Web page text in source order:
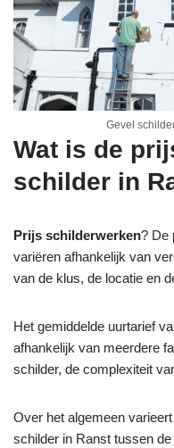
Gevel
Wat is de
schilder in
Prijs schilderwerken? De
variëren afhankelijk van
van de klus, de locatie en
Het gemiddelde uurtarief
afhankelijk van meerdere
schilder, de complexiteit
Over het algemeen
schilder in Ranst tussen de